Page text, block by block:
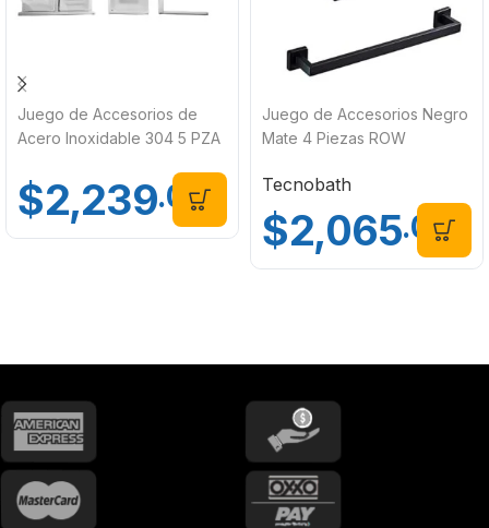
Juego de Accesorios de
Acero Inoxidable 304 5 PZA
$2,239.00
Juego de Accesorios Negro
Mate 4 Piezas ROW
Tecnobath
$2,065.00